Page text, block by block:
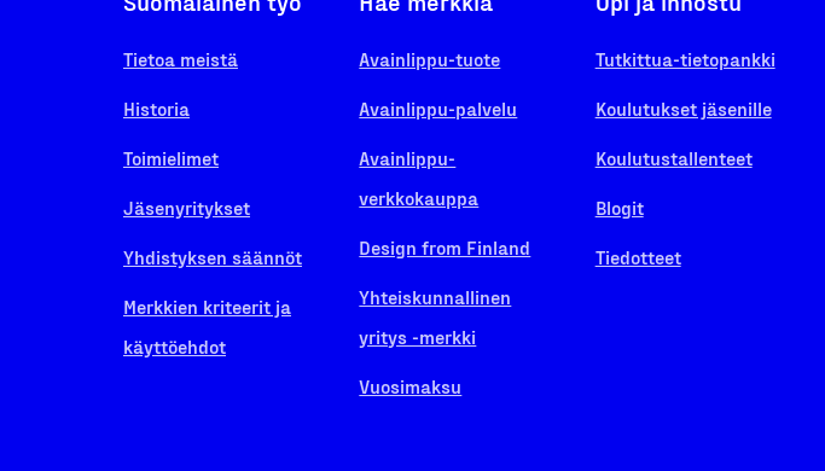
Tietoa meistä
Historia
Toimielimet
Jäsenyritykset
Yhdistyksen säännöt
Merkkien kriteerit ja
käyttöehdot
Avainlippu-tuote
Avainlippu-palvelu
Avainlippu-
verkkokauppa
Design from Finland
Yhteiskunnallinen
yritys -merkki
Vuosimaksu
Tutkittua-tietopankki
Koulutukset jäsenille
Koulutustallenteet
Blogit
Tiedotteet